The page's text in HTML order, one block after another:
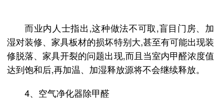
而业内人士指出,这种做法不可取,盲目门房、加
湿对装修、家具板材的损坏特别大,甚至有可能出现装
修脱落、家具开裂的问题出现,而且当室内甲醛浓度值
达到饱和后,再加温、加湿释放源将不会继续释放。
4、空气净化器除甲醛